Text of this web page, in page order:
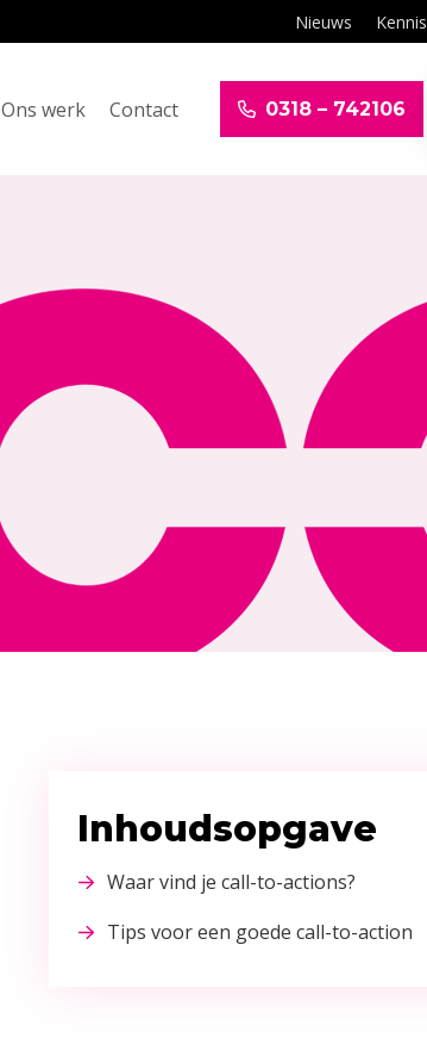
Nieuws Kennis
Ons werk Contact 0318 – 742106
Inhoudsopgave
Waar vind je call-to-actions?
Tips voor een goede call-to-action